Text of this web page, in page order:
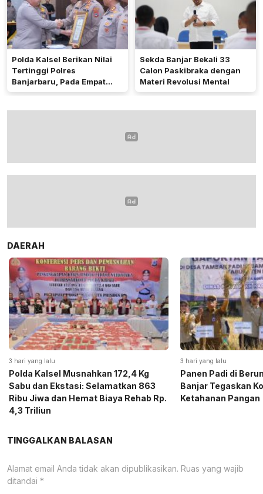
Polda Kalsel Berikan Nilai
Tertinggi Polres
Banjarbaru, Pada Empat
Bidang Utama
Sekda Banjar Bekali 33
Calon Paskibraka dengan
Materi Revolusi Mental
DAERAH
3 hari yang lalu
Polda Kalsel Musnahkan 172,4 Kg
Sabu dan Ekstasi: Selamatkan 863
Ribu Jiwa dan Hemat Biaya Rehab Rp.
4,3 Triliun
3 hari yang lalu
Panen Padi di
Banjar Tegaskan
Ketahanan Pangan
TINGGALKAN BALASAN
Alamat email Anda tidak akan dipublikasikan. Ruas yang wajib
ditandai *